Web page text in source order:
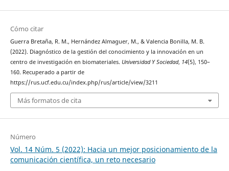
Cómo citar
Guerra Bretaña, R. M., Hernández Almaguer, M., & Valencia Bonilla, M. B.
(2022). Diagnóstico de la gestión del conocimiento y la innovación en un
centro de investigación en biomateriales. Universidad Y Sociedad, 14(5), 150–
160. Recuperado a partir de
https://rus.ucf.edu.cu/index.php/rus/article/view/3211
Más formatos de cita
Número
Vol. 14 Núm. 5 (2022): Hacia un mejor posicionamiento de la
comunicación científica, un reto necesario